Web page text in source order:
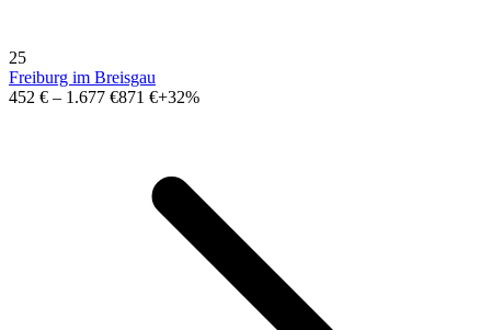
25
Freiburg im Breisgau
452 € – 1.677 €871 €+32%